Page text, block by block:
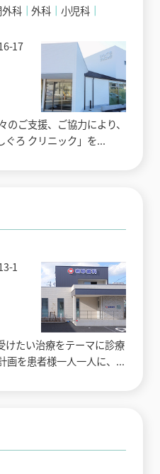
科 外科
小児科
17
ご支援、ご協力により、
ぐろ クリニック」を...
1
けたい治療をテーマに診療
画を患者様一人一人に、...